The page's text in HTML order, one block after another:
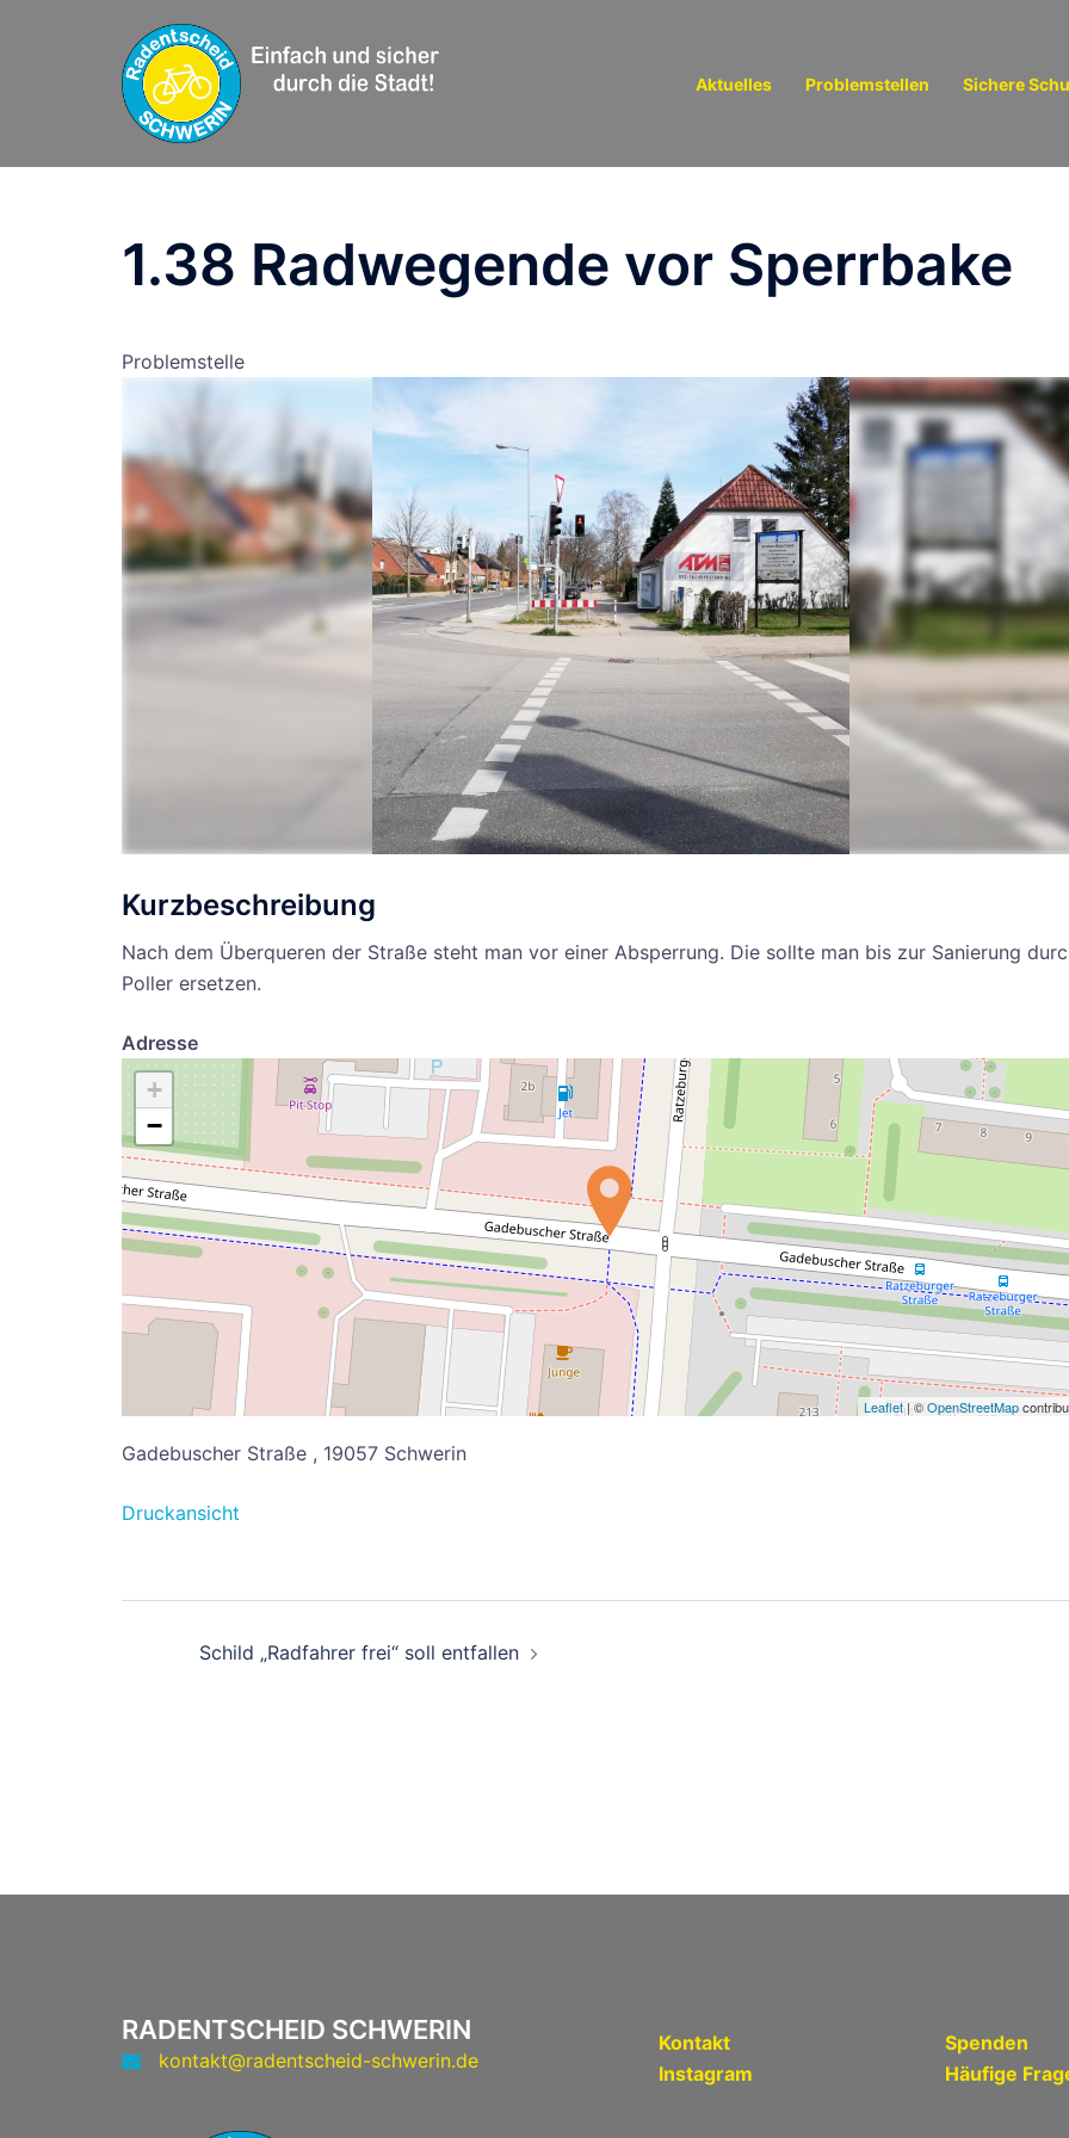
Aktuelles Problemstellen Sichere
1.38 Radwegende vor Sperrbake
Problemstelle
Kurzbeschreibung
Nach dem Überqueren der Straße steht man vor einer Absperrung. Die sollte man bis zur Sanierung
Poller ersetzen.
Adresse
+
−
Leaflet| ©OpenStreetMap
Gadebuscher Straße , 19057 Schwerin
Druckansicht
Beitragsnavigation
Schild „Radfahrer frei“ soll entfallen
RADENTSCHEID SCHWERIN
kontakt@radentscheid-schwerin.de
Kontakt
Instagram
Spenden
Häufige